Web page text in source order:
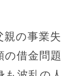
親の事業失
の借金問題